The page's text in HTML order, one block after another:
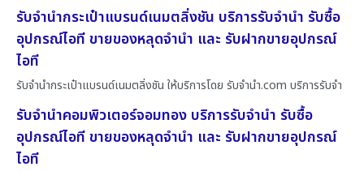
รับจำนำกระเป๋าแบรนด์เนมตลิ่งชัน บริการรับจำนำ รับซื้อ
อุปกรณ์ไอที ขายของหลุดจำนำ และ รับฝากขายอุปกรณ์
ไอที
รับจำนำกระเป๋าแบรนด์เนมตลิ่งชัน ให้บริการโดย รับจํานํา.com บริการรับจำ
รับจำนำคอมพิวเตอร์จอมทอง บริการรับจำนำ รับซื้อ
อุปกรณ์ไอที ขายของหลุดจำนำ และ รับฝากขายอุปกรณ์
ไอที